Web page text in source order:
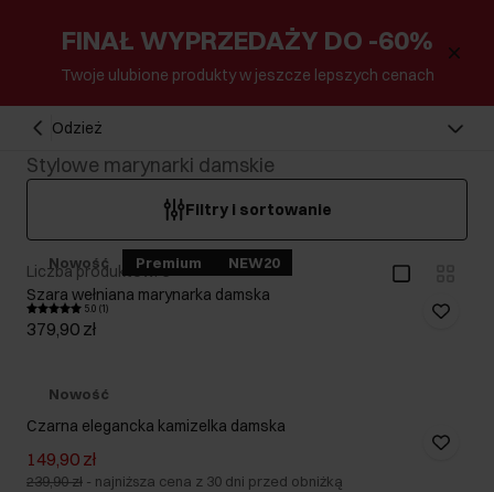
FINAŁ WYPRZEDAŻY DO -60%
Twoje ulubione produkty w jeszcze lepszych cenach
Odzież
Stylowe marynarki damskie
Filtry i sortowanie
Liczba produktów: 6
Nowość Premium NEW20
Szara wełniana marynarka damska
5.0 (1)
379,90 zł
Nowość
Czarna elegancka kamizelka damska
149,90 zł
239,90 zł - najniższa cena z 30 dni przed obniżką